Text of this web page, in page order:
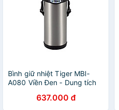
Bình giữ nhiệt Tiger MBI-
A080 Viền Đen - Dung tích
637.000 đ